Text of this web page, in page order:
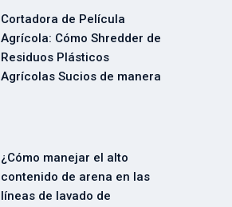
Cortadora de Película
Agrícola: Cómo Shredder de
Residuos Plásticos
Agrícolas Sucios de manera
¿Cómo manejar el alto
contenido de arena en las
líneas de lavado de